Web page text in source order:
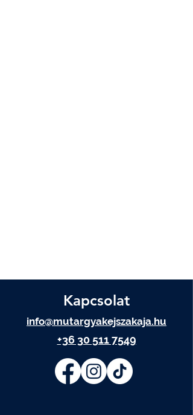
Kapcsolat
info@mutargyakejszakaja.hu
+36 30 511 7549